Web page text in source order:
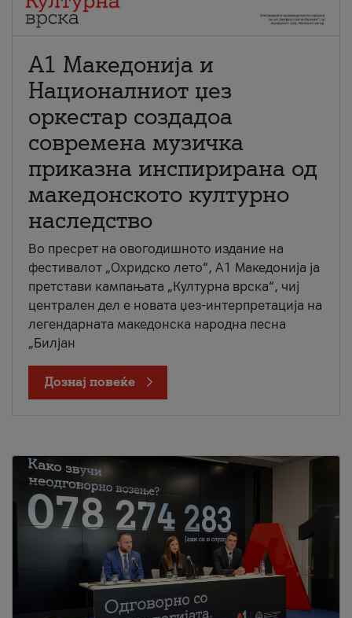
А1 Македонија и
Националниот џез
оркестар создадоа
современа музичка
приказна инспирирана од
македонското културно
наследство
Во пресрет на овогодишното издание на
фестивалот „Охридско лето“, А1 Македонија ја
претстави кампањата „Културна врска“, чиј
централен дел е новата џез-интерпретација на
легендарната македонска народна песна
„Билјан
Дознај повеќе